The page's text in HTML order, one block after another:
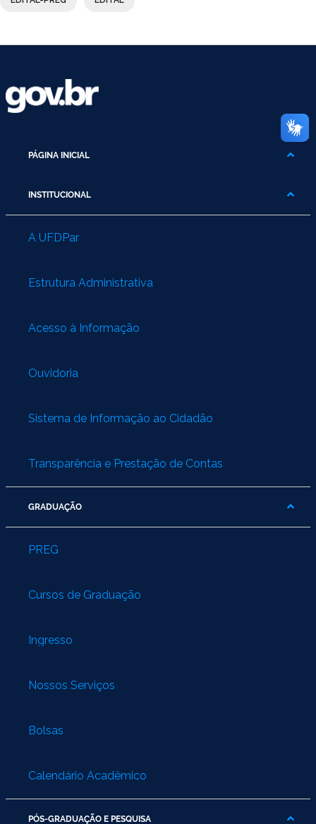
PÁGINA INICIAL
INSTITUCIONAL
A UFDPar
Estrutura Administrativa
Acesso à Informação
Ouvidoria
Sistema de Informação ao Cidadão
Transparência e Prestação de Contas
GRADUAÇÃO
PREG
Cursos de Graduação
Ingresso
Nossos Serviços
Bolsas
Calendário Acadêmico
PÓS-GRADUAÇÃO E PESQUISA